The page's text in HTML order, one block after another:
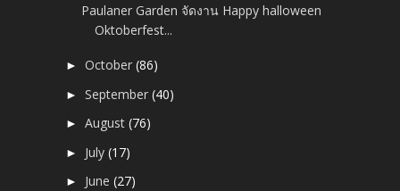
Paulaner Garden จัดงาน Happy halloween
Oktoberfest...
►October(86)
►September(40)
►August(76)
► July(17)
► June(27)